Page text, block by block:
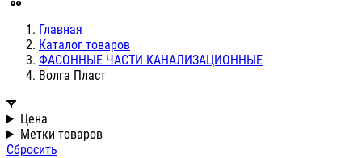
Главная
Каталог товаров
ФАСОННЫЕ ЧАСТИ КАНАЛИЗАЦИОННЫЕ
Волга Пласт
Цена
Метки товаров
Сбросить